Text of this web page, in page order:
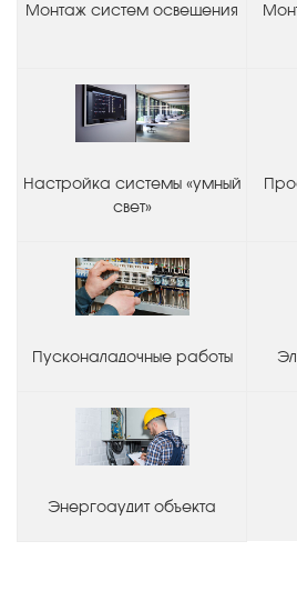
Монтаж систем освещения
Настройка системы «умный
свет»
Пусконаладочные работы
Энергоаудит объекта